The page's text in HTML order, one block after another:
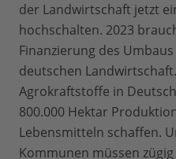
der Landwirtschaft jetzt
hochschalten. 2023
Finanzierung des
deutschen
Agrokraftstoffe in
800.000 Hektar
Lebensmitteln schaffen.
Kommunen müssen